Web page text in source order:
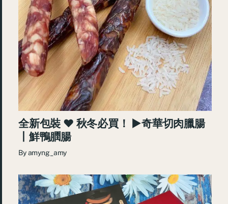
全新包裝 ♥ 秋冬必買！ ►奇華切肉臘腸
丨鮮鴨膶腸
Byamyng_amy